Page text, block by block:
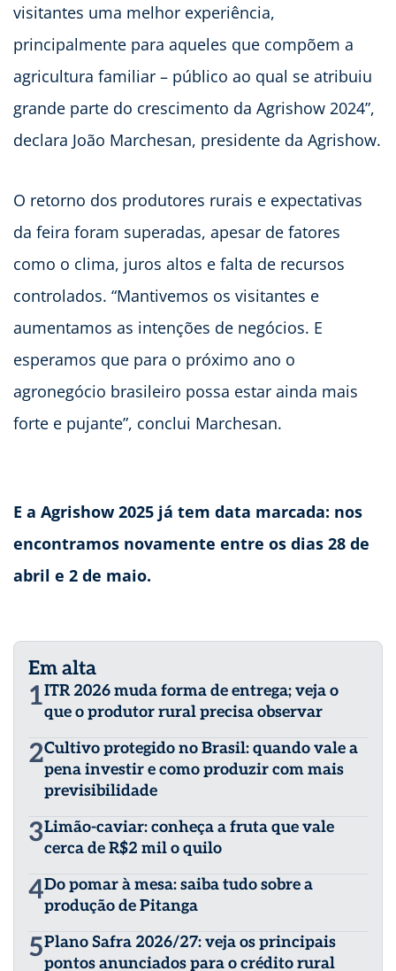
visitantes uma melhor experiência,
principalmente para aqueles que compõem a
agricultura familiar – público ao qual se atribuiu
grande parte do crescimento da Agrishow 2024”,
declara João Marchesan, presidente da Agrishow.
O retorno dos produtores rurais e expectativas
da feira foram superadas, apesar de fatores
como o clima, juros altos e falta de recursos
controlados. “Mantivemos os visitantes e
aumentamos as intenções de negócios. E
esperamos que para o próximo ano o
agronegócio brasileiro possa estar ainda mais
forte e pujante”, conclui Marchesan.
E a Agrishow 2025 já tem data marcada: nos
encontramos novamente entre os dias 28 de
abril e 2 de maio.
Em alta
1ITR 2026 muda forma de entrega; veja o
que o produtor rural precisa observar
2Cultivo protegido no Brasil: quando vale a
pena investir e como produzir com mais
previsibilidade
3Limão-caviar: conheça a fruta que vale
cerca de R$2 mil o quilo
4Do pomar à mesa: saiba tudo sobre a
produção de Pitanga
5Plano Safra 2026/27: veja os principais
pontos anunciados para o crédito rural